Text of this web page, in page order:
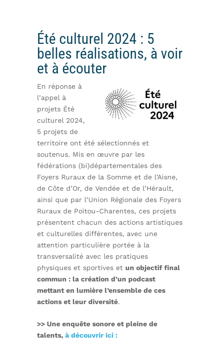
Été culturel 2024 : 5
belles réalisations, à voir
et à écouter
En réponse à
l’appel à
projets Été
culturel 2024,
5 projets de
territoire ont été sélectionnés et
soutenus. Mis en œuvre par les
fédérations (bi)départementales des
Foyers Ruraux de la Somme et de l’Aisne,
de Côte d’Or, de Vendée et de l’Hérault,
ainsi que par l’Union Régionale des Foyers
Ruraux de Poitou-Charentes, ces projets
présentent chacun des actions artistiques
et culturelles différentes, avec une
attention particulière portée à la
transversalité avec les pratiques
physiques et sportives et un objectif final
commun : la création d’un podcast
mettant en lumière l’ensemble de ces
actions et leur diversité.
>> Une enquête sonore et pleine de
talents, à découvrir ici :